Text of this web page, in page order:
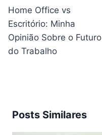
Post
Home Office vs
Escritório: Minha
Opinião Sobre o Futuro
do Trabalho
Posts Similares